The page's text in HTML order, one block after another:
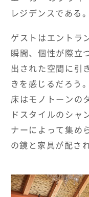
レジデンスである。
ゲストはエントラ
瞬間、個性が際立
出された空間に引
きを感じるだろう。
床はモノトーンの
ドスタイルのシャ
ナーによって集め
の鏡と家具が配さ